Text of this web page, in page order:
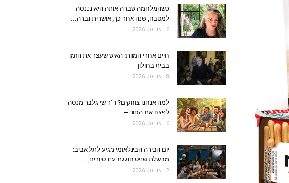
כשהמלחמה שברה אותה היא נכנסה
למטבח, שנה אחר כך, אושרית נברה...
6 באוגוסט 2026
חיים אחרי המוות: האיש שעצר את הזמן
בבית בחולון
8 באוגוסט 2026
למה אנחנו צוחקים? ד"ר שי גלבר מנסה
לפצח את הסוד –...
6 באוגוסט 2026
יום הבירה הבינלאומי מגיע לתל אביב:
מבשלת שניט חוגגת עם סיורים,...
2 באוגוסט 2026